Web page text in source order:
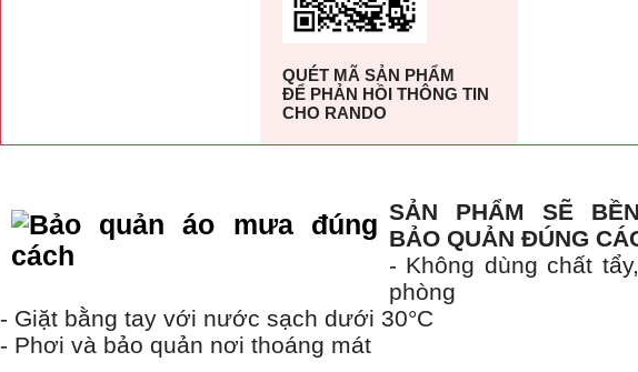
QUÉT MÃ SẢN PHẨM
ĐỂ PHẢN HỒI THÔNG TIN
CHO RANDO
SẢN PHẨM SẼ
BẢO QUẢN ĐÚNG
- Không dùng chất
phòng
- Giặt bằng tay với nước sạch dưới 30°C
- Phơi và bảo quản nơi thoáng mát